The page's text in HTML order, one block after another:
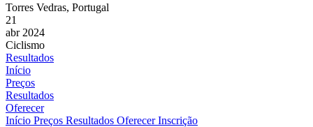
Torres Vedras, Portugal
21
abr 2024
Ciclismo
Resultados
Início
Preços
Resultados
Oferecer
Início Preços Resultados Oferecer Inscrição